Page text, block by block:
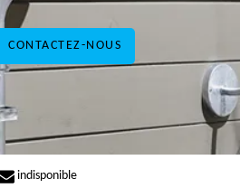
CONTACTEZ-NOUS
indisponible